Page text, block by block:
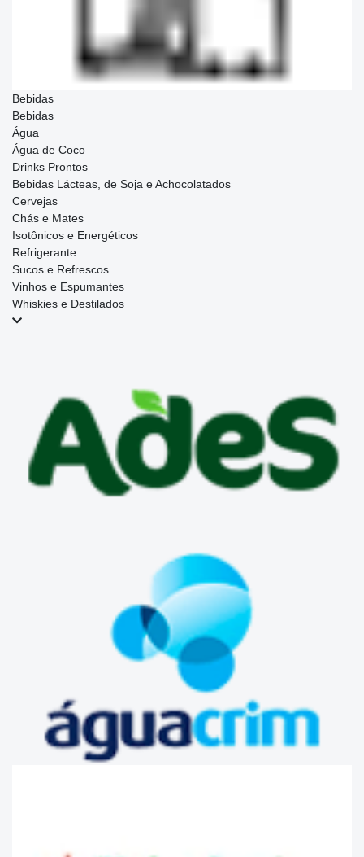
Bebidas
Bebidas
Água
Água de Coco
Drinks Prontos
Bebidas Lácteas, de Soja e Achocolatados
Cervejas
Chás e Mates
Isotônicos e Energéticos
Refrigerante
Sucos e Refrescos
Vinhos e Espumantes
Whiskies e Destilados